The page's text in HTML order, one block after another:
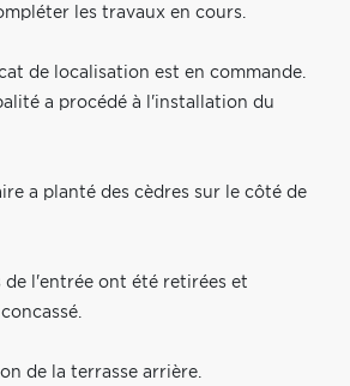
les travaux en cours.
de localisation est en commande.
a procédé à l'installation du
a planté des cèdres sur le côté de
de l'entrée ont été retirées et
de la terrasse arrière.